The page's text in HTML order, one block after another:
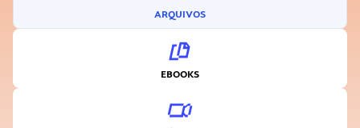
ARQUIVOS
EBOOKS